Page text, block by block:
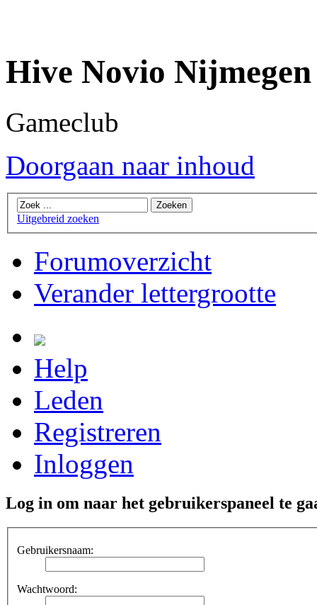
Hive Novio Nijmegen
Gameclub
Doorgaan naar inhoud
Uitgebreid zoeken
Forumoverzicht
Verander lettergrootte
Help
Leden
Registreren
Inloggen
Log in om naar het gebruikerspaneel te
Gebruikersnaam:
Wachtwoord: